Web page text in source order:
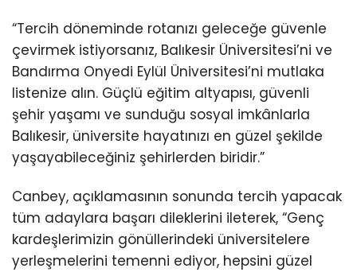
“Tercih döneminde rotanızı geleceğe güvenle
çevirmek istiyorsanız, Balıkesir Üniversitesi’ni ve
Bandırma Onyedi Eylül Üniversitesi’ni mutlaka
listenize alın. Güçlü eğitim altyapısı, güvenli
şehir yaşamı ve sunduğu sosyal imkânlarla
Balıkesir, üniversite hayatınızı en güzel şekilde
yaşayabileceğiniz şehirlerden biridir.”
Canbey, açıklamasının sonunda tercih yapacak
tüm adaylara başarı dileklerini ileterek, “Genç
kardeşlerimizin gönüllerindeki üniversitelere
yerleşmelerini temenni ediyor, hepsini güzel